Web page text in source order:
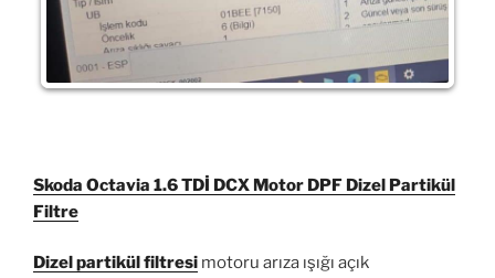
Skoda Octavia 1.6 TDİ DCX Motor DPF Dizel Partikül
Filtre
Dizel partikül filtresi motoru arıza ışığı açık